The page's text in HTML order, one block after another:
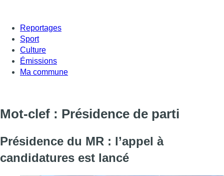
Reportages
Sport
Culture
Émissions
Ma commune
Mot-clef : Présidence de parti
Présidence du MR : l’appel à
candidatures est lancé